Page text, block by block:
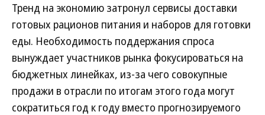
Тренд на экономию затронул сервисы доставки
готовых рационов питания и наборов для готовки
еды. Необходимость поддержания спроса
вынуждает участников рынка фокусироваться на
бюджетных линейках, из-за чего совокупные
продажи в отрасли по итогам этого года могут
сократиться год к году вместо прогнозируемого